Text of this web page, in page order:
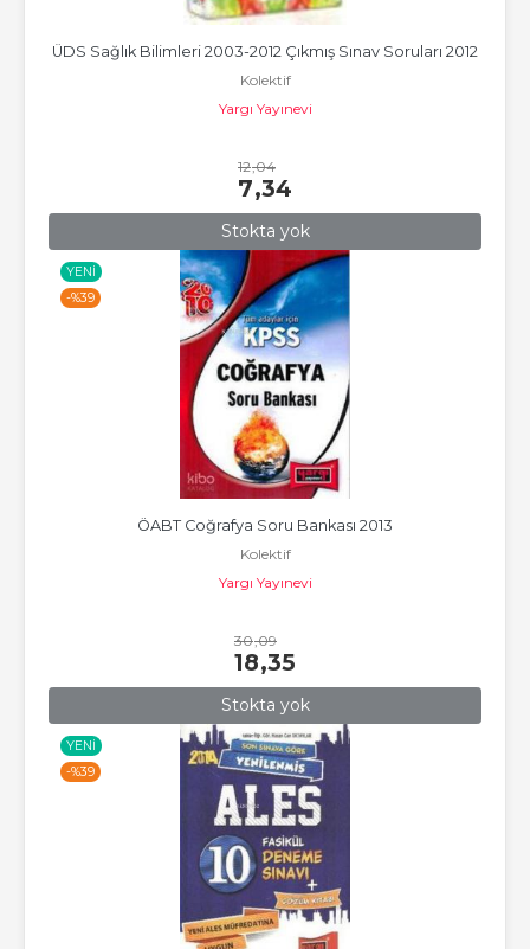
Stokta yok
ÜDS Sağlık Bilimleri 2003-2012 Çıkmış Sınav Soruları 2012
Kolektif
Yargı Yayınevi
12,04
7,34
YENI
-%39
Stokta yok
ÖABT Coğrafya Soru Bankası 2013
Kolektif
Yargı Yayınevi
30,09
18,35
YENI
-%39